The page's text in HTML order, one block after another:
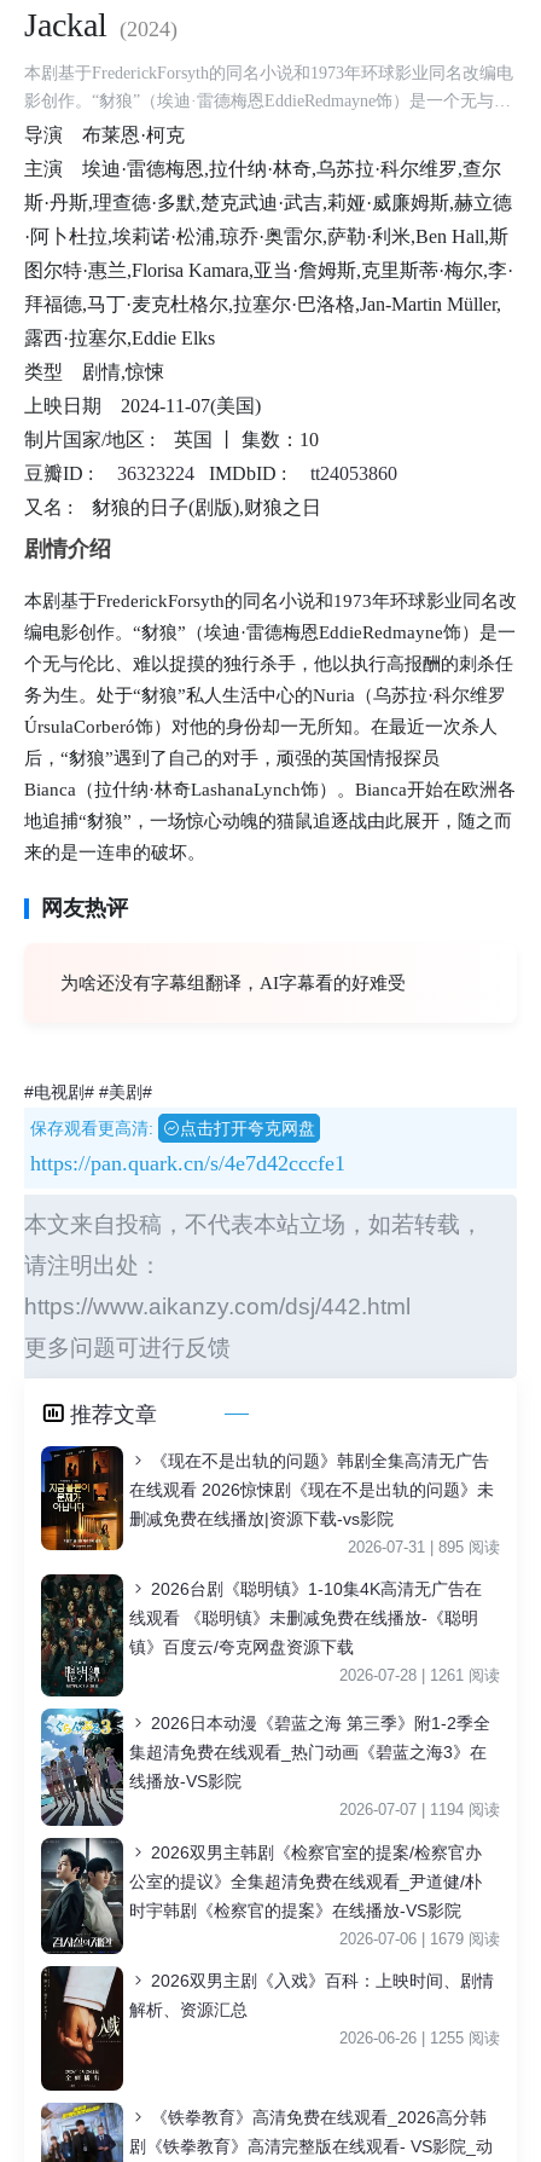
Jackal
(2024)
本剧基于FrederickForsyth的同名小说和1973年环球影业同名改编电
影创作。“豺狼”（埃迪·雷德梅恩EddieRedmayne饰）是一个无与伦
比、难以捉摸的独行杀手，他以执行高报酬的刺杀任务为生。处
于“豺狼”私人生活中心的Nuria（乌苏拉·科尔维罗ÚrsulaCorberó
饰）对他的身份却一无所知。在最近一次杀人后，“豺狼”遇到了自
己的对手，顽强的英国情报探员Bianca（拉什纳·林奇LashanaLynch
饰）。Bianca开始在欧洲各地追捕“豺狼”，一场惊心动魄的猫鼠追
逐战由此展开，随之而来的是一连串的破坏。
导演
布莱恩·柯克
主演
埃迪·雷德梅恩,拉什纳·林奇,乌苏拉·科尔维罗,查尔
斯·丹斯,理查德·多默,楚克武迪·武吉,莉娅·威廉姆斯,赫立德
·阿卜杜拉,埃莉诺·松浦,琼乔·奥雷尔,萨勒·利米,Ben Hall,斯
图尔特·惠兰,Florisa Kamara,亚当·詹姆斯,克里斯蒂·梅尔,李·
拜福德,马丁·麦克杜格尔,拉塞尔·巴洛格,Jan-Martin Müller,
露西·拉塞尔,Eddie Elks
类型
剧情,惊悚
上映日期
2024-11-07(美国)
制片国家/地区 :
英国 丨 集数：10
豆瓣ID :
36323224 IMDbID :
tt24053860
又名 :
豺狼的日子(剧版),财狼之日
剧情介绍
本剧基于FrederickForsyth的同名小说和1973年环球影业同名改
编电影创作。“豺狼”（埃迪·雷德梅恩EddieRedmayne饰）是一
个无与伦比、难以捉摸的独行杀手，他以执行高报酬的刺杀任
务为生。处于“豺狼”私人生活中心的Nuria（乌苏拉·科尔维罗
ÚrsulaCorberó饰）对他的身份却一无所知。在最近一次杀人
后，“豺狼”遇到了自己的对手，顽强的英国情报探员
Bianca（拉什纳·林奇LashanaLynch饰）。Bianca开始在欧洲各
地追捕“豺狼”，一场惊心动魄的猫鼠追逐战由此展开，随之而
来的是一连串的破坏。
网友热评
为啥还没有字幕组翻译，AI字幕看的好难受
#电视剧# #美剧#
保存观看更高清:
点击打开夸克网盘
https://pan.quark.cn/s/4e7d42cccfe1
本文来自投稿，不代表本站立场，如若转载，
请注明出处：
https://www.aikanzy.com/dsj/442.html
更多问题可进行反馈
推荐文章
《现在不是出轨的问题》韩剧全集高清无广告
在线观看 2026惊悚剧《现在不是出轨的问题》未
删减免费在线播放|资源下载-vs影院
2026-07-31 | 895 阅读
2026台剧《聪明镇》1-10集4K高清无广告在
线观看 《聪明镇》未删减免费在线播放-《聪明
镇》百度云/夸克网盘资源下载
2026-07-28 | 1261 阅读
2026日本动漫《碧蓝之海 第三季》附1-2季全
集超清免费在线观看_热门动画《碧蓝之海3》在
线播放-VS影院
2026-07-07 | 1194 阅读
2026双男主韩剧《检察官室的提案/检察官办
公室的提议》全集超清免费在线观看_尹道健/朴
时宇韩剧《检察官的提案》在线播放-VS影院
2026-07-06 | 1679 阅读
2026双男主剧《入戏》百科：上映时间、剧情
解析、资源汇总
2026-06-26 | 1255 阅读
《铁拳教育》高清免费在线观看_2026高分韩
剧《铁拳教育》高清完整版在线观看- VS影院_动